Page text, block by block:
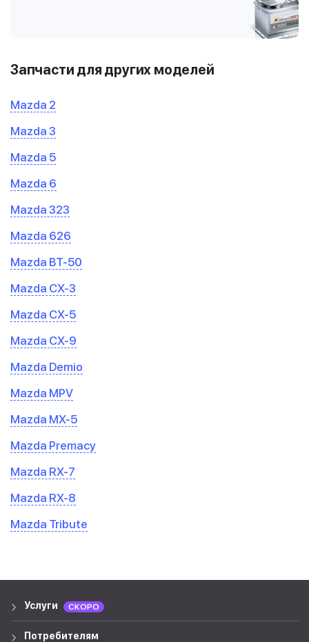
Запчасти для других моделей
Mazda 2
Mazda 3
Mazda 5
Mazda 6
Mazda 323
Mazda 626
Mazda BT-50
Mazda CX-3
Mazda CX-5
Mazda CX-9
Mazda Demio
Mazda MPV
Mazda MX-5
Mazda Premacy
Mazda RX-7
Mazda RX-8
Mazda Tribute
Услуги СКОРО
Потребителям